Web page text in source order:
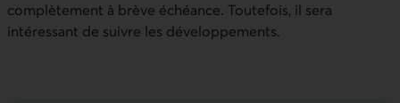
complètement à brève échéance. Toutefois, il sera
intéressant de suivre les développements.